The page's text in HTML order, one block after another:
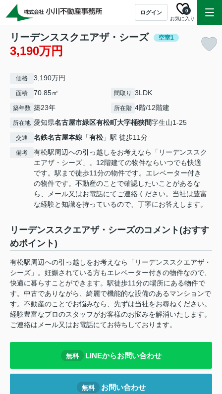
ログイン
お気に入り
0
リーデンススクエアザ・シーズ 空室1
3,190万円
価格 3,190万円
面積 70.85㎡ 間取り 3LDK
築年数 築23年 所在階 4階/12階建
所在地 愛知県名古屋市緑区有松町大字桶狭間字生山1-25
交通 名鉄名古屋本線 「有松」駅 徒歩11分
備考
有松駅周辺への引っ越しをお考えなら「リーデンススク
エアザ・シーズ」。12階建ての物件ならいつでも快適
です。駅まで徒歩11分の物件です。エレベーター付き
の物件です。不動産のことで確認したいことがあるな
ら、メール又はお電話にてご連絡ください。当社は豊富
な経験と知識を持っているので、丁寧にお答えします。
リーデンススクエアザ・シーズのコメント(おすす
めポイント)
有松駅周辺への引っ越しをお考えなら「リーデンススクエアザ・
シーズ」。妊娠されている方もエレベーター付きの物件なので、
快適に暮らすことができます。駅徒歩11分の場所にある物件で
す。中古でありながら、綺麗で機能的な設備のあるマンションで
す。不動産のことでお悩みなら、先ずは当社をお尋ねください。
経験豊富なプロのスタッフがお客様のお悩みを解消いたします。
ご連絡はメール又はお電話にてお待ちしております。
無料 LINEからお問い合わせ
無料 お問い合わせ